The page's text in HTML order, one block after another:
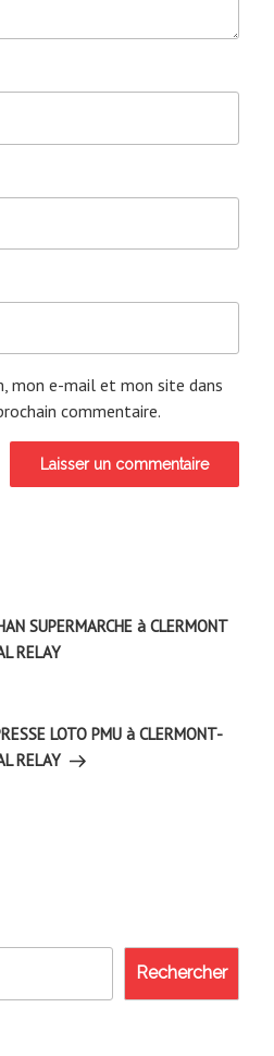
mon e-mail et mon site dans
commentaire.
SUPERMARCHE à CLERMONT
RELAY
LOTO PMU à CLERMONT-
RELAY
Rechercher